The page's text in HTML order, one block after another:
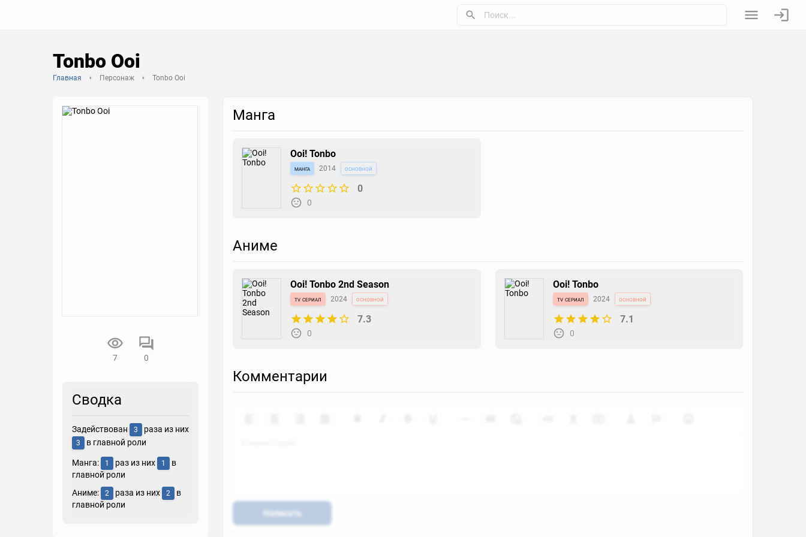
Tonbo Ooi
Главная Персонаж Tonbo Ooi
7 0
Сводка
Задействован 3 раза из них
3 в главной роли
Манга: 1 раз из них 1
в
главной роли
Аниме:
2 раза из них 2
в
главной роли
Манга
Ooi! Tonbo
манга 2014 основной
0
0
Аниме
Ooi! Tonbo 2nd Season
tv сериал 2024 основной
7.3
0
Ooi! Tonbo
tv сериал 2024 основной
7.1
0
Комментарии
Написать